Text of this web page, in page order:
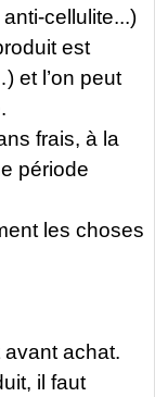
cellulite...)
est
et l’on peut
frais, à la
période
les choses
achat.
il faut